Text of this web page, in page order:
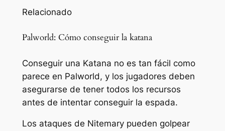
Relacionado
Palworld: Cómo conseguir la katana
Conseguir una Katana no es tan fácil como
parece en Palworld, y los jugadores deben
asegurarse de tener todos los recursos
antes de intentar conseguir la espada.
Los ataques de Nitemary pueden golpear